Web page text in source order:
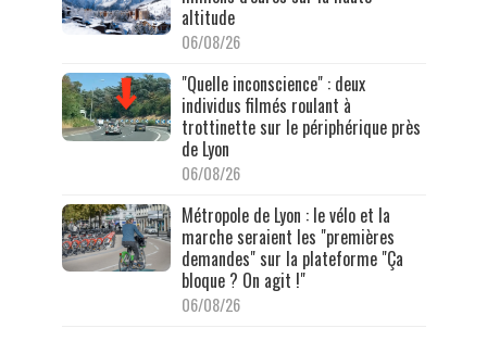
altitude
06/08/26
"Quelle inconscience" : deux
individus filmés roulant à
trottinette sur le périphérique près
de Lyon
06/08/26
Métropole de Lyon : le vélo et la
marche seraient les "premières
demandes" sur la plateforme "Ça
bloque ? On agit !"
06/08/26